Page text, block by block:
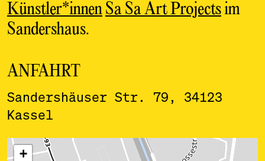
Künstler*innenSa Sa Art Projectsim
Sandershaus.
ANFAHRT
Sandershäuser Str. 79, 34123
Kassel
ˇ